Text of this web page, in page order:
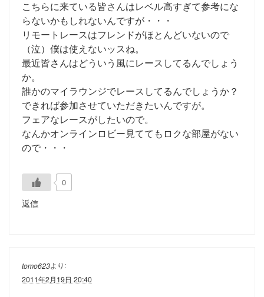
こちらに来ている皆さんはレベル高すぎて参考にな
らないかもしれないんですが・・・
リモートレースはフレンドがほとんどいないので
（泣）僕は使えないッスね。
最近皆さんはどういう風にレースしてるんでしょう
か。
誰かのマイラウンジでレースしてるんでしょうか？
できれば参加させていただきたいんですが。
フェアなレースがしたいので。
なんかオンラインロビー見ててもロクな部屋がない
ので・・・
0
返信
tomo623より:
2011年2月19日 20:40